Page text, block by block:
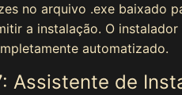
no arquivo .exe baixado
a instalação. O
automatizado.
Assistente de